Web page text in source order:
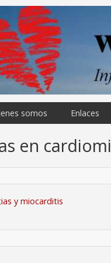
somos Enlaces
en
y miocarditis